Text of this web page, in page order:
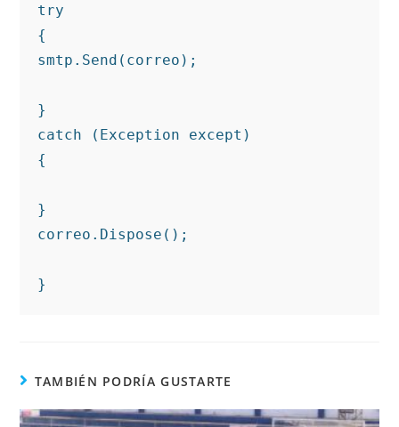
try
{
smtp.Send(correo);
}
catch (Exception except)
{
}
correo.Dispose();
}
TAMBIÉN PODRÍA GUSTARTE